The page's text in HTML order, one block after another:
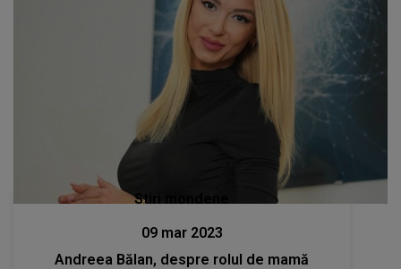
Stiri mondene
09 mar 2023
Andreea Bălan, despre rolul de mamă